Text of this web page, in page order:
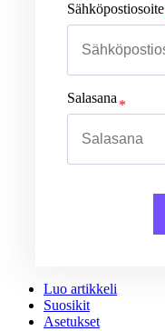
Sähköpostiosoite
Salasana
Luo artikkeli
Suosikit
Asetukset